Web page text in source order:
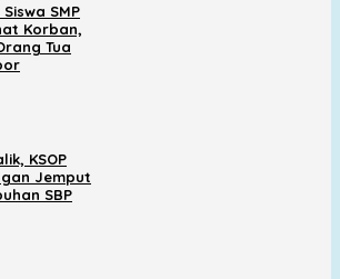
SMP
Korban,
Tua
KSOP
Jemput
SBP